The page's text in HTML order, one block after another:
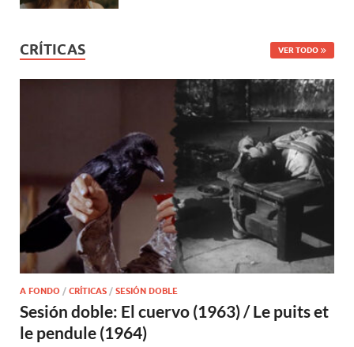
CRÍTICAS VER TODO
A FONDO / CRÍTICAS / SESIÓN DOBLE
Sesión doble: El cuervo (1963) / Le puits et
le pendule (1964)